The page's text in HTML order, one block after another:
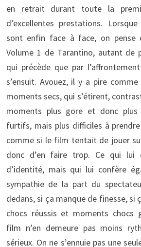
en retrait durant toute la
d’excellentes prestations.
sont enfin face à face, on pense
Volume 1 de Tarantino, autant de
qui précède que par
s’ensuit. Avouez, il y a pire
moments secs, qui s’étirent,
moments plus gore et donc plus
furtifs, mais plus difficiles à
comme si le film tentait de jouer
donc d’en faire trop. Ce qui lui
d’identité, mais qui lui confère
sympathie de la part du
dedans, si ça manque de finesse, si
chocs réussis et moments chocs
film n’en demeure pas moins
sérieux. On ne s’ennuie pas une